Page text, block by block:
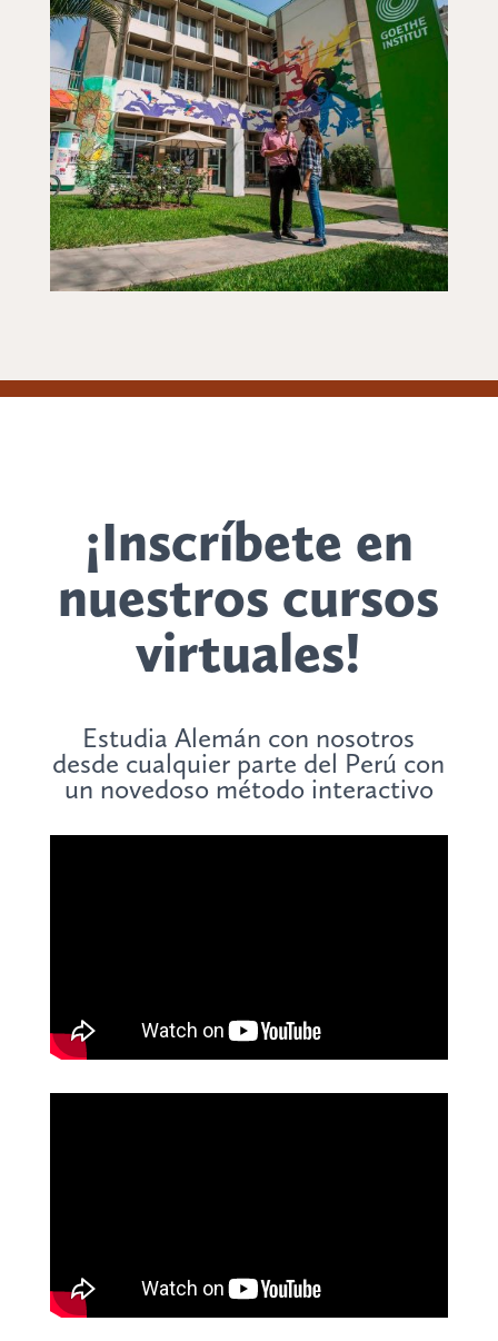
¡Inscríbete en
nuestros cursos
virtuales!
Estudia Alemán con nosotros
desde cualquier parte del Perú con
un novedoso método interactivo